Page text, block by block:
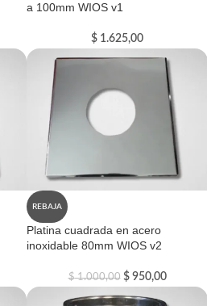
a 100mm WIOS v1
$ 1.625,00
REBAJA
Platina cuadrada en acero
inoxidable 80mm WIOS v2
$1.000,00 $950,00